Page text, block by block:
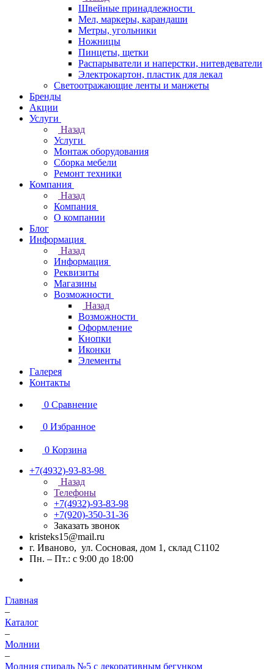
Швейные принадлежности
Мел, маркеры, карандаши
Метры, угольники
Ножницы
Пинцеты, щетки
Распарыватели и наперстки, нитевдеватели
Электрокартон, пластик для лекал
Светоотражающие ленты и манжеты
Бренды
Акции
Услуги
Назад
Услуги
Монтаж оборудования
Сборка мебели
Ремонт техники
Компания
Назад
Компания
О компании
Блог
Информация
Назад
Информация
Реквизиты
Магазины
Возможности
Назад
Возможности
Оформление
Кнопки
Иконки
Элементы
Галерея
Контакты
0 Сравнение
0 Избранное
0 Корзина
+7(4932)-93-83-98
Назад
Телефоны
+7(4932)-93-83-98
+7(920)-350-31-36
Заказать звонок
kristeks15@mail.ru
г. Иваново, ул. Сосновая, дом 1, склад С1102
Пн. – Пт.: с 9:00 до 18:00
Главная
–
Каталог
–
Молнии
–
Молния спираль №5 с декоративным бегунком